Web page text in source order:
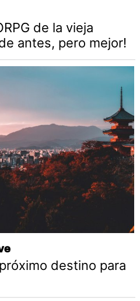
de la vieja
antes, pero mejor!
destino para